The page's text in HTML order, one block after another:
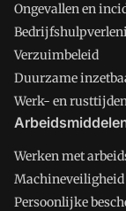
Ongevallen en
Verzuimbeleid
Duurzame
Werk- en
Werken met
Machineveiligheid
Persoonlijke